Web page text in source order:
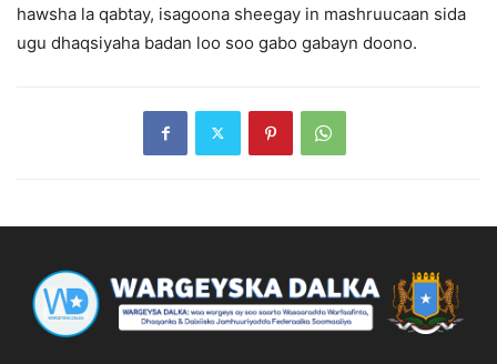
hawsha la qabtay, isagoona sheegay in mashruucaan sida
ugu dhaqsiyaha badan loo soo gabo gabayn doono.